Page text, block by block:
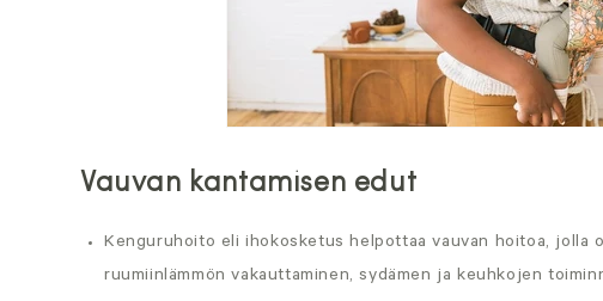
Vauvan kantamisen edut
Kenguruhoito eli ihokosketus helpottaa vauvan hoitoa, jolla
ruumiinlämmön vakauttaminen, sydämen ja keuhkojen